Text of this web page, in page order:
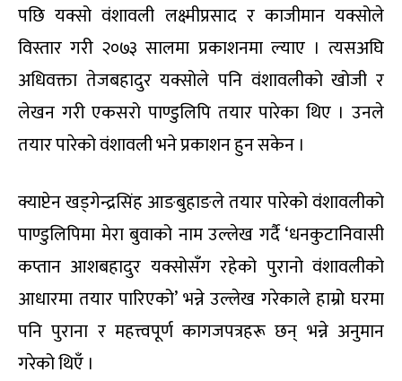
पछि यक्सो वंशावली लक्ष्मीप्रसाद र काजीमान यक्सोले
विस्तार गरी २०७३ सालमा प्रकाशनमा ल्याए । त्यसअघि
अधिवक्ता तेजबहादुर यक्सोले पनि वंशावलीको खोजी र
लेखन गरी एकसरो पाण्डुलिपि तयार पारेका थिए । उनले
तयार पारेको वंशावली भने प्रकाशन हुन सकेन ।
क्याप्टेन खड्गेन्द्रसिंह आङबुहाङले तयार पारेको वंशावलीको
पाण्डुलिपिमा मेरा बुवाको नाम उल्लेख गर्दै ‘धनकुटानिवासी
कप्तान आशबहादुर यक्सोसँग रहेको पुरानो वंशावलीको
आधारमा तयार पारिएको’ भन्ने उल्लेख गरेकाले हाम्रो घरमा
पनि पुराना र महत्त्वपूर्ण कागजपत्रहरू छन् भन्ने अनुमान
गरेको थिएँ ।